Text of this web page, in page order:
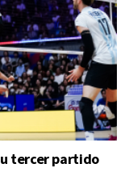
tercer partido